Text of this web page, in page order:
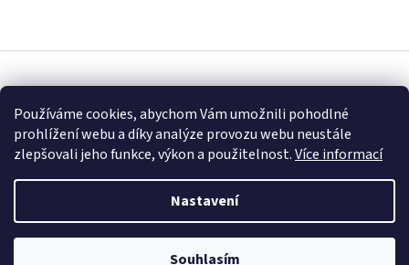
Používáme cookies, abychom Vám umožnili pohodlné
prohlížení webu a díky analýze provozu webu neustále
zlepšovali jeho funkce, výkon a použitelnost.Více informací
Nastavení
Souhlasím
á
p
Copyright 2026 Fascinující Paulownia. Všechna práva vyhrazena.